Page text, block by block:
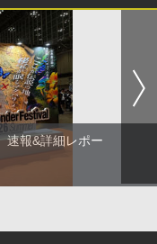
速報&詳細レポー